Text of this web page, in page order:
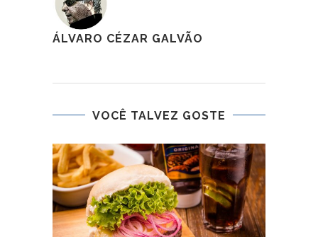
ÁLVARO CÉZAR GALVÃO
VOCÊ TALVEZ GOSTE